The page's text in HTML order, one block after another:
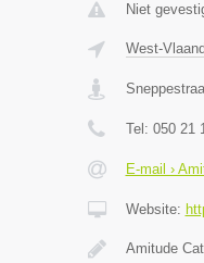
Niet
West-
Tel: 050 21
E-mail ›
Website:
Amitude